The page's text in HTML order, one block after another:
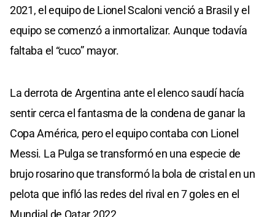
2021, el equipo de Lionel Scaloni venció a Brasil y el
equipo se comenzó a inmortalizar. Aunque todavía
faltaba el “cuco” mayor.
La derrota de Argentina ante el elenco saudí hacía
sentir cerca el fantasma de la condena de ganar la
Copa América, pero el equipo contaba con Lionel
Messi. La Pulga se transformó en una especie de
brujo rosarino que transformó la bola de cristal en un
pelota que infló las redes del rival en 7 goles en el
Mundial de Qatar 2022.